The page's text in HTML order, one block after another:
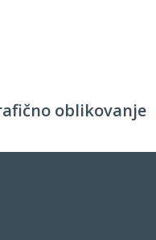
oblikovanje